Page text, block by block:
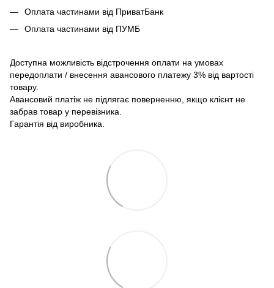
Оплата частинами від ПриватБанк
Оплата частинами від ПУМБ
Доступна можливість відстрочення оплати на умовах
передоплати / внесення авансового платежу 3% від вартості
товару.
Авансовий платіж не підлягає поверненню, якщо клієнт не
забрав товар у перевізника.
Гарантія від виробника.